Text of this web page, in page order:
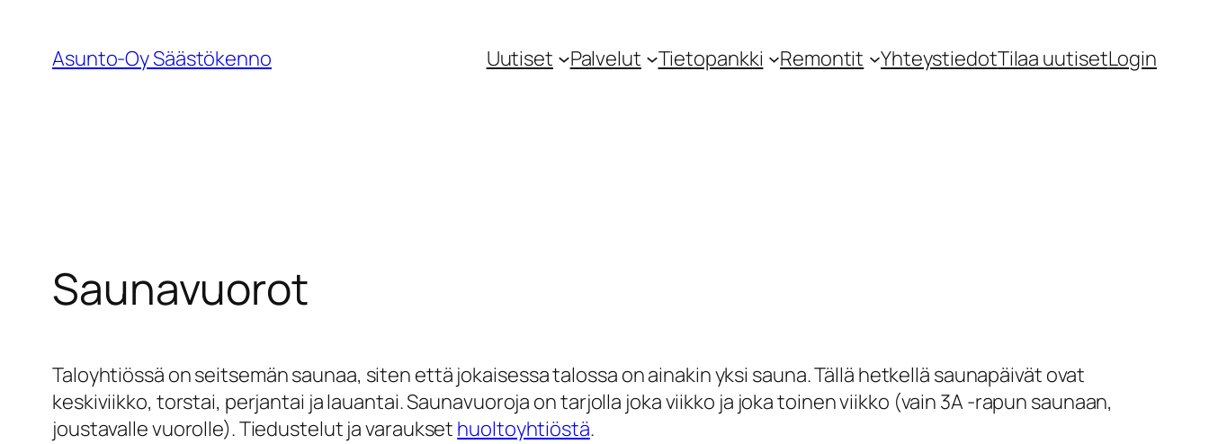
sisältöönAsunto-Oy Säästökenno Uutiset Palvelut Tietopankki Remontit YhteystiedotTilaa uutisetLogin
Saunavuorot
Taloyhtiössä on seitsemän saunaa, siten että jokaisessa talossa on ainakin yksi sauna. Tällä hetkellä saunapäivät ovat
keskiviikko, torstai, perjantai ja lauantai. Saunavuoroja on tarjolla joka viikko ja joka toinen viikko (vain 3A -rapun saunaan,
joustavalle vuorolle). Tiedustelut ja varaukset huoltoyhtiöstä.